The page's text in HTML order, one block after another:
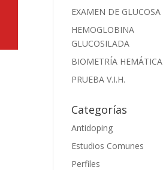
EXAMEN DE GLUCOSA
HEMOGLOBINA
GLUCOSILADA
BIOMETRÍA HEMÁTICA
PRUEBA V.I.H.
Categorías
Antidoping
Estudios Comunes
Perfiles